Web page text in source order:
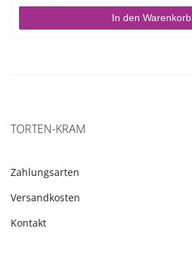
In den Warenkorb
TORTEN-KRAM
Zahlungsarten
Versandkosten
Kontakt